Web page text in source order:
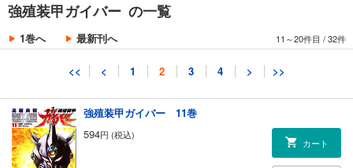
強殖装甲ガイバー の一覧
1巻へ 最新刊へ 11～20件目 /32件
<< < 1 2 3 4 > >>
594
強殖装甲ガイバー 11巻
594円 (税込)
カート